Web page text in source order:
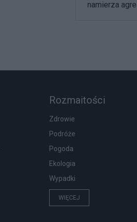
namierza
Rozmaitości
Zdrowie
Podróże
Pogoda
Ekologia
Wypadki
WIĘCEJ